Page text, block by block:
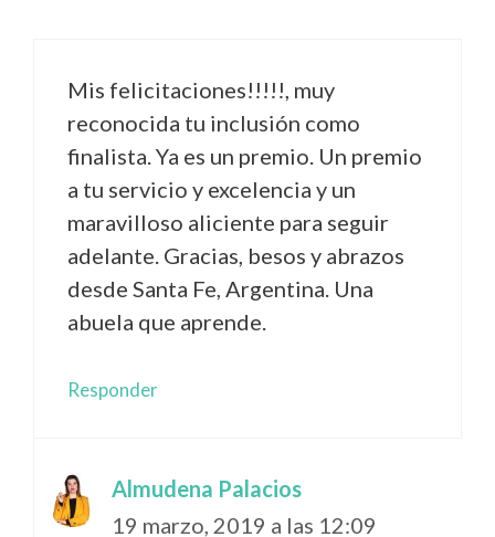
Mis felicitaciones!!!!!, muy
reconocida tu inclusión como
finalista. Ya es un premio. Un premio
a tu servicio y excelencia y un
maravilloso aliciente para seguir
adelante. Gracias, besos y abrazos
desde Santa Fe, Argentina. Una
abuela que aprende.
Responder
Almudena Palacios
19 marzo, 2019 a las 12:09